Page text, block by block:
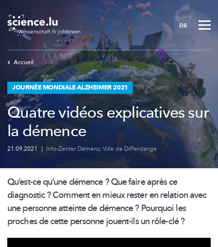
to
main
content
DE
Accueil
JOURNÉE MONDIALE ALZHEIMER 2021
Quatre vidéos explicatives sur
la démence
21.09.2021 | Info-Zenter Demenz, Ville de Differdange
Qu’est-ce qu’une démence ? Que faire après ce
diagnostic ? Comment en mieux rester en relation avec
une personne atteinte de démence ? Pourquoi les
proches de cette personne jouent-ils un rôle-clé ?